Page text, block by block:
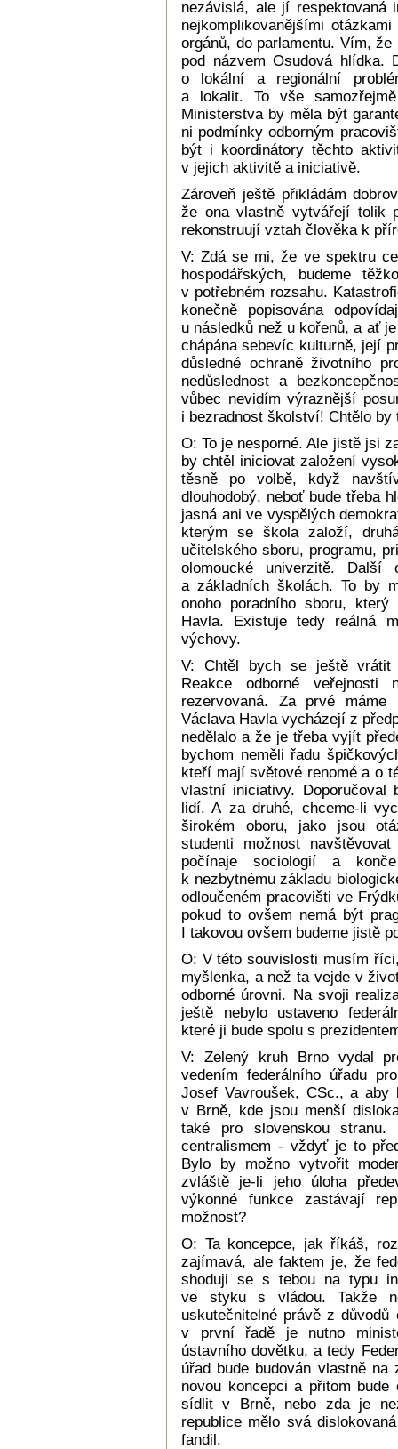
nezávislá, ale jí respektovaná
nejkomplikovanějšími
orgánů, do parlamentu. Vím,
pod názvem Osudová hlídka.
o lokální a regionální
a lokalit. To vše
Ministerstva by měla být
ni podmínky odborným
být i koordinátory těchto
v jejich aktivitě a iniciativě.
Zároveň ještě přikládám
že ona vlastně vytvářejí tolik
rekonstruují vztah člověka k
V: Zdá se mi, že ve spektru
hospodářských, budeme
v potřebném rozsahu.
konečně popisována
u následků než u kořenů, a ať
chápána sebevíc kulturně, její
důsledné ochraně životního
nedůslednost a
vůbec nevidím výraznější
i bezradnost školství! Chtělo
O: To je nesporné. Ale jistě jsi
by chtěl iniciovat založení
těsně po volbě, když
dlouhodobý, neboť bude třeba
jasná ani ve vyspělých
kterým se škola založí,
učitelského sboru, programu,
olomoucké univerzitě.
a základních školách. To by
onoho poradního sboru,
Havla. Existuje tedy reálná
výchovy.
V: Chtěl bych se ještě vrátit
Reakce odborné
rezervovaná. Za prvé
Václava Havla vycházejí z
nedělalo a že je třeba vyjít
bychom neměli řadu
kteří mají světové renomé a o
vlastní iniciativy.
lidí. A za druhé, chceme-li
širokém oboru, jako jsou
studenti možnost
počínaje sociologií a
k nezbytnému základu
odloučeném pracovišti ve
pokud to ovšem nemá být
I takovou ovšem budeme jistě
O: V této souvislosti musím
myšlenka, a než ta vejde v
odborné úrovni. Na svoji
ještě nebylo ustaveno
které ji bude spolu s
V: Zelený kruh Brno vydal
vedením federálního úřadu
Josef Vavroušek, CSc., a aby
v Brně, kde jsou menší
také pro slovenskou
centralismem - vždyť je to
Bylo by možno vytvořit
zvláště je-li jeho úloha
výkonné funkce zastávají
možnost?
O: Ta koncepce, jak říkáš,
zajímavá, ale faktem je, že
shoduji se s tebou na typu
ve styku s vládou. Takže
uskutečnitelné právě z
v první řadě je nutno
ústavního dovětku, a tedy
úřad bude budován vlastně
novou koncepci a přitom
sídlit v Brně, nebo zda je
republice mělo svá
fandil.